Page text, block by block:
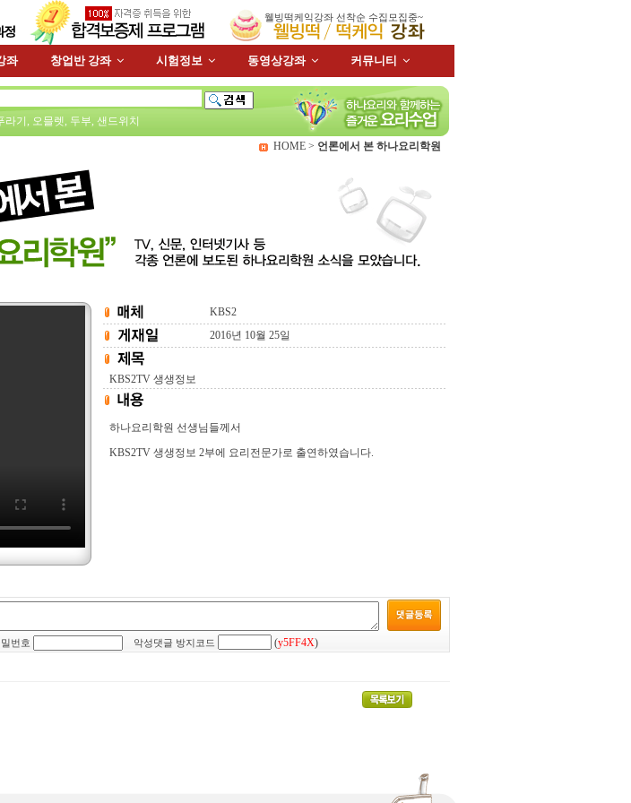
웰빙떡케익강좌 선착순 수집모집중~
좌 창업반 강좌 시험정보 동영상강좌 커뮤니티
라기 오믈렛 두부 샌드위치
HOME > 언론에서 본 하나요리학원
KBS2
2016년 10월 25일
KBS2TV 생생정보
하나요리학원 선생님들께서
KBS2TV 생생정보 2부에 요리전문가로 출연하였습니다.
밀번호 악성댓글 방지코드 (y5FF4X)